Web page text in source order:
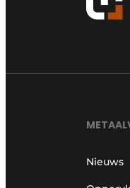
Nieuws